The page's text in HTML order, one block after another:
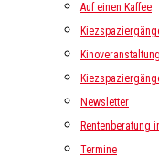
Auf einen Kaffee
Newsletter
Rentenberatung
Termine